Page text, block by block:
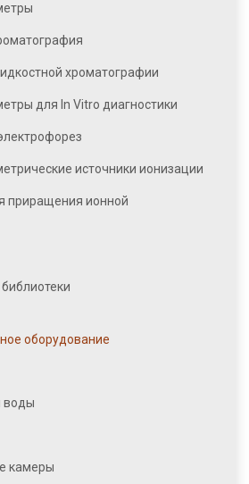
хроматографии
для In Vitro диагностики
источники ионизации
приращения ионной
оборудование
воды
камеры